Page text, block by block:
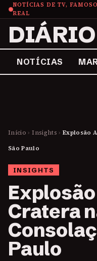
NOTÍCIAS DE TV,
REAL
NOTÍCIAS
Início › Insights › Explosão
São Paulo
INSIGHTS
Cratera
Paulo